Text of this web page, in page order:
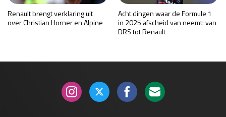
Renault brengt verklaring uit
over Christian Horner en Alpine
Acht dingen waar de Formule 1
in 2025 afscheid van neemt: van
DRS tot Renault